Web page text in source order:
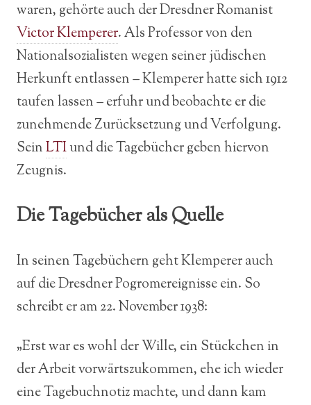
waren, gehörte auch der Dresdner Romanist
Victor Klemperer. Als Professor von den
Nationalsozialisten wegen seiner jüdischen
Herkunft entlassen – Klemperer hatte sich 1912
taufen lassen – erfuhr und beobachte er die
zunehmende Zurücksetzung und Verfolgung.
SeinLTIund die Tagebücher geben hiervon
Zeugnis.
Die Tagebücher als Quelle
In seinen Tagebüchern geht Klemperer auch
auf die Dresdner Pogromereignisse ein. So
schreibt er am 22. November 1938:
„Erst war es wohl der Wille, ein Stückchen in
der Arbeit vorwärtszukommen, ehe ich wieder
eine Tagebuchnotiz machte, und dann kam